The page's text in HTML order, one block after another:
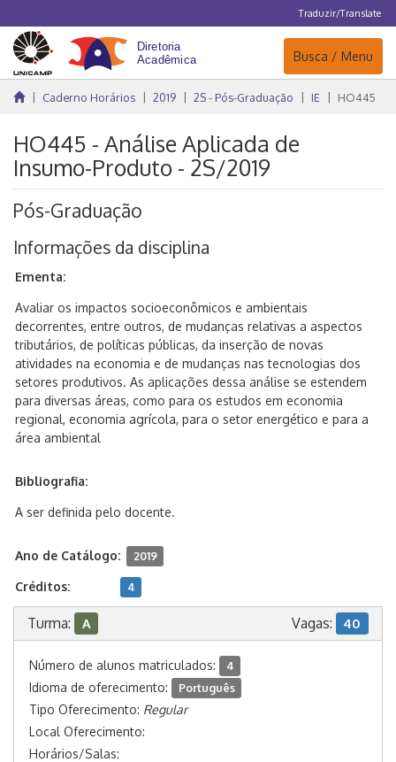
Traduzir/Translate
Navegação
Busca / Menu
Caderno Horários 2019 2S - Pós-Graduação IE HO445
HO445 - Análise Aplicada de
Insumo-Produto - 2S/2019
Pós-Graduação
Informações da disciplina
Ementa:
Avaliar os impactos socioeconômicos e ambientais
decorrentes, entre outros, de mudanças relativas a aspectos
tributários, de políticas públicas, da inserção de novas
atividades na economia e de mudanças nas tecnologias dos
setores produtivos. As aplicações dessa análise se estendem
para diversas áreas, como para os estudos em economia
regional, economia agrícola, para o setor energético e para a
área ambiental
Bibliografia:
A ser definida pelo docente.
Ano de Catálogo: 2019
Créditos: 4
Turma: A Vagas: 40
Número de alunos matriculados: 4
Idioma de oferecimento: Português
Tipo Oferecimento: Regular
Local Oferecimento:
Horários/Salas: